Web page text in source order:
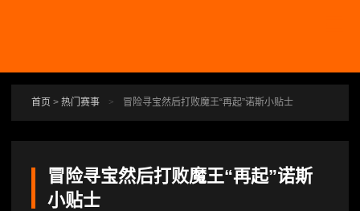
首页 > 热门赛事 > 冒险寻宝然后打败魔王“再起”诺斯小贴士
冒险寻宝然后打败魔王“再起”诺斯
小贴士